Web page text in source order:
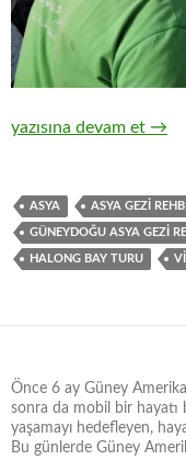
VİETNAM MOTOR
yazısına devam et →
ASYA ASYA GEZİ
GÜNEYDOĞU ASYA GEZİ
HALONG BAY TURU
Önce 6 ay Güney
sonra da mobil bir hayatı
yaşamayı hedefleyen,
Bu günlerde Güney